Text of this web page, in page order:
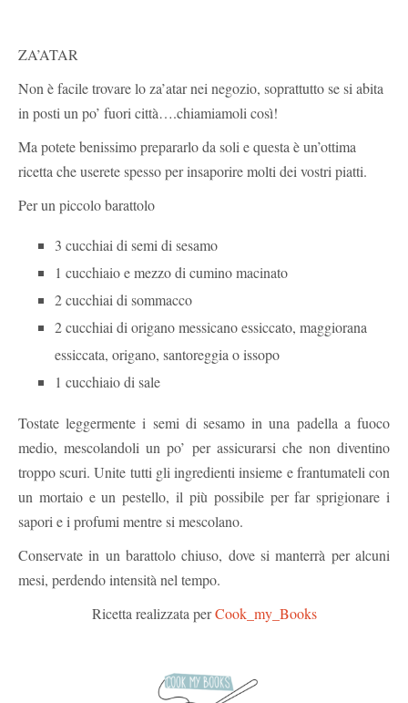
ZA’ATAR
Non è facile trovare lo za’atar nei negozio, soprattutto se si abita
in posti un po’ fuori città….chiamiamoli così!
Ma potete benissimo prepararlo da soli e questa è un’ottima
ricetta che userete spesso per insaporire molti dei vostri piatti.
Per un piccolo barattolo
3 cucchiai di semi di sesamo
1 cucchiaio e mezzo di cumino macinato
2 cucchiai di sommacco
2 cucchiai di origano messicano essiccato, maggiorana
essiccata, origano, santoreggia o issopo
1 cucchiaio di sale
Tostate leggermente i semi di sesamo in una padella a fuoco
medio, mescolandoli un po’ per assicurarsi che non diventino
troppo scuri. Unite tutti gli ingredienti insieme e frantumateli con
un mortaio e un pestello, il più possibile per far sprigionare i
sapori e i profumi mentre si mescolano.
Conservate in un barattolo chiuso, dove si manterrà per alcuni
mesi, perdendo intensità nel tempo.
Ricetta realizzata perCook_my_Books